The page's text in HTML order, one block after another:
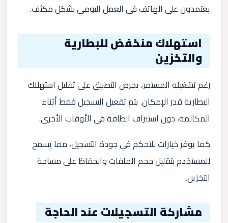
يعتمدون على الهاتف في العمل اليومي بشكل مكثف.
استهلاك منخفض للبطارية
والتخزين
رغم تشغيله المستمر، يحرص التطبيق على تقليل استهلاك
البطارية قدر الإمكان. يتم تفعيل التسجيل فقط أثناء
المكالمة، دون استنزاف الطاقة في الأوقات الأخرى.
كما يوفر خيارات للتحكم في جودة التسجيل، مما يسمح
للمستخدم بتقليل حجم الملفات والحفاظ على مساحة
التخزين.
مشاركة التسجيلات عند الحاجة